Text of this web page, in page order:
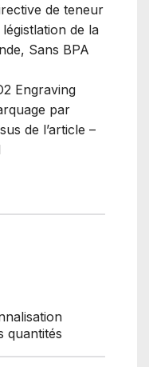
de teneur
de la
Sans BPA
Engraving
par
de l’article –
quantités